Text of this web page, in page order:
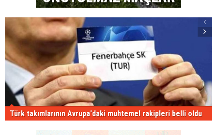
Türk takımlarının Avrupa'daki muhtemel rakipleri belli oldu